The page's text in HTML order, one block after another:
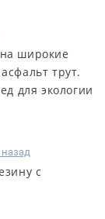
широкие
трут.
для экологии
назад
с